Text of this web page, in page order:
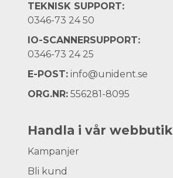
TEKNISK SUPPORT:
0346-73 24 50
IO-SCANNERSUPPORT:
0346-73 24 25
E-POST: info@unident.se
ORG.NR: 556281-8095
Handla i vår webbutik
Kampanjer
Bli kund